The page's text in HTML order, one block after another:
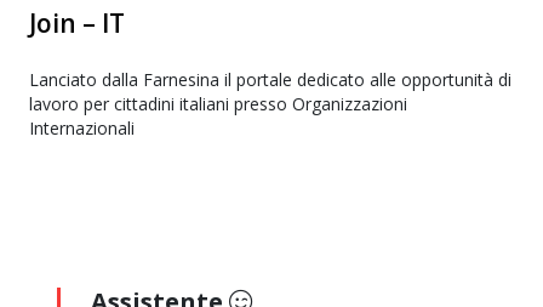
Join – IT
Lanciato dalla Farnesina il portale dedicato alle opportunità di
lavoro per cittadini italiani presso Organizzazioni
Internazionali